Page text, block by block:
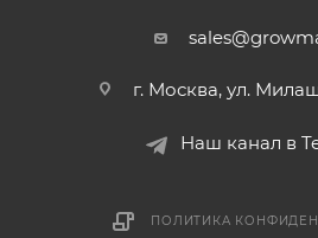
г. Москва, ул.
Наш канал в
ПОЛИТИКА